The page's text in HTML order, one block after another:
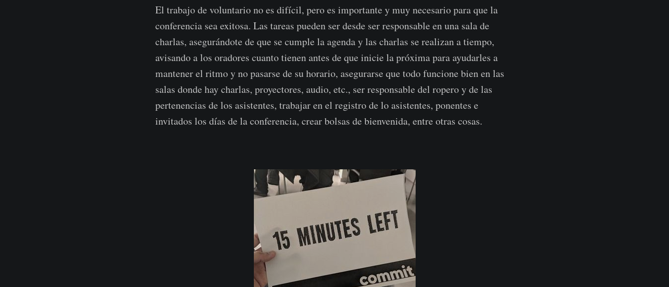
El trabajo de voluntario no es difícil, pero es importante y muy necesario para que la
conferencia sea exitosa. Las tareas pueden ser desde ser responsable en una sala de
charlas, asegurándote de que se cumple la agenda y las charlas se realizan a tiempo,
avisando a los oradores cuanto tienen antes de que inicie la próxima para ayudarles a
mantener el ritmo y no pasarse de su horario, asegurarse que todo funcione bien en las
salas donde hay charlas, proyectores, audio, etc., ser responsable del ropero y de las
pertenencias de los asistentes, trabajar en el registro de lo asistentes, ponentes e
invitados los días de la conferencia, crear bolsas de bienvenida, entre otras cosas.